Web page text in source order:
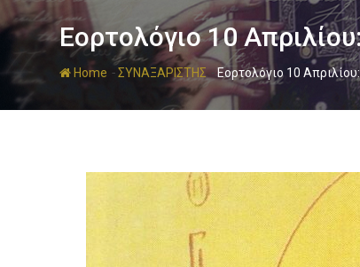
Εορτολόγιο 10
Home -ΣΥΝΑΞΑΡΙΣΤΗΣ-Εορτολόγιο 10